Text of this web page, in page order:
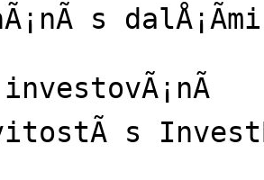
s
investovÃ¡nÃ­
s